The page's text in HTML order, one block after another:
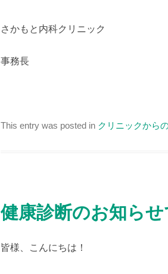
さかもと内科クリニック
事務長
This entry was posted in クリニックから
健康診断のお知らせ
皆様、こんにちは！